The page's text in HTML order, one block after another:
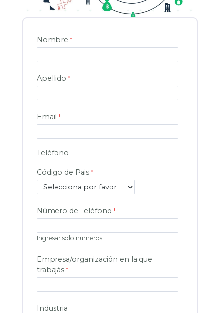
Nombre
Apellido
Email
Teléfono
Código de Pais
Número de Teléfono
Ingresar solo números
Empresa/organización en la que
trabajás
Industria